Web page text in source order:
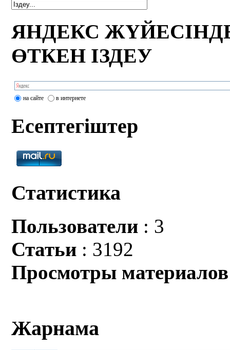
ЯНДЕКС
ӨТКЕН ІЗДЕУ
на сайте в интернете
Есептегіштер
Статистика
Пользователи : 3
Статьи : 3192
Просмотры материалов
Жарнама